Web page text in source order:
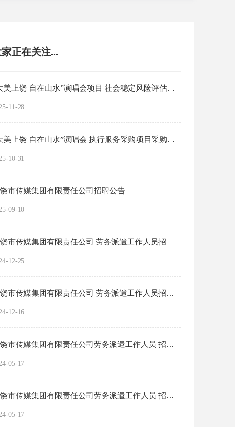
家正在关注...
“大美上饶 自在山水”演唱会项目 社会稳定风险评估征求意见公示
11-28
“大美上饶 自在山水”演唱会 执行服务采购项目采购询价公告
10-31
饶市传媒集团有限责任公司招聘公告
09-10
上饶市传媒集团有限责任公司 劳务派遣工作人员招聘部分岗位 取消招考公告
12-25
上饶市传媒集团有限责任公司 劳务派遣工作人员招聘公告
12-16
上饶市传媒集团有限责任公司劳务派遣工作人员 招聘公告
05-17
上饶市传媒集团有限责任公司劳务派遣工作人员 招聘公告
05-17